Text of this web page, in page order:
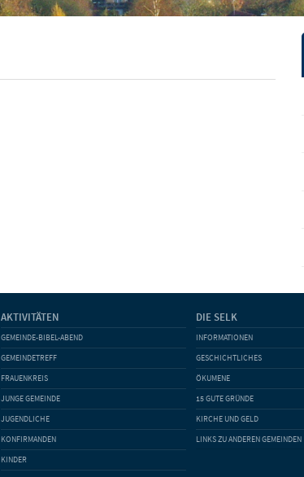
AKTIVITÄTEN
GEMEINDE-BIBEL-ABEND
GEMEINDETREFF
FRAUENKREIS
JUNGE GEMEINDE
JUGENDLICHE
KONFIRMANDEN
KINDER
DIE SELK
INFORMATIONEN
GESCHICHTLICHES
ÖKUMENE
15 GUTE GRÜNDE
KIRCHE UND GELD
LINKS ZU ANDEREN GEMEINDEN